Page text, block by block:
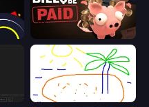
Bills Must Be Paid
Skribbl.io